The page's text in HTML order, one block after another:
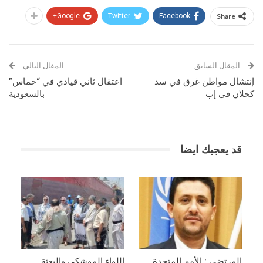
Share
Facebook
Twitter
Google+
المقال السابق
إنتشال مواطن غرق في سد
كحلان في إب
المقال التالي
اعتقال ثاني قيادي في “حماس”
بالسعودية
قد يعجبك ايضا